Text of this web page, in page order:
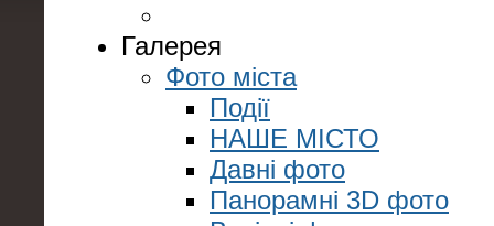
Галерея
Фото міста
Події
НАШЕ МІСТО
Давні фото
Панорамні 3D фото